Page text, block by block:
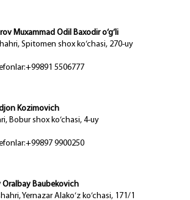
Muxammad Odil Baxodir o‘g‘li
Spitomen shox ko‘chasi, 270-uy
5506777
Kozimovich
Bobur shox ko‘chasi, 4-uy
9900250
Oralbay Baubekovich
Yernazar Alako‘z ko‘chasi, 171/1